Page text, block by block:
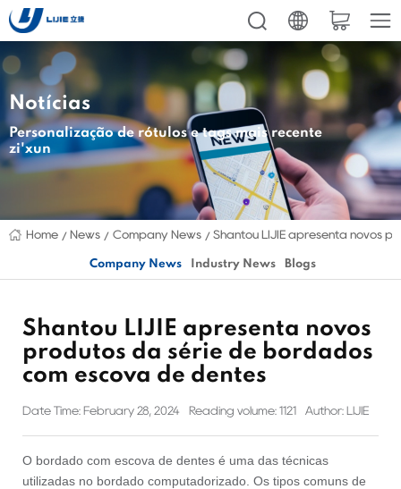
Notícias
Personalização de rótulos e tags mais recente
zi'xun
Home News Company News Shantou LIJIE apresenta novos
Company News Industry News Blogs
Shantou LIJIE apresenta novos
produtos da série de bordados
com escova de dentes
Date Time: February 28, 2024 Reading volume: 1121 Author: LIJIE
O bordado com escova de dentes é uma das técnicas
utilizadas no bordado computadorizado. Os tipos comuns de